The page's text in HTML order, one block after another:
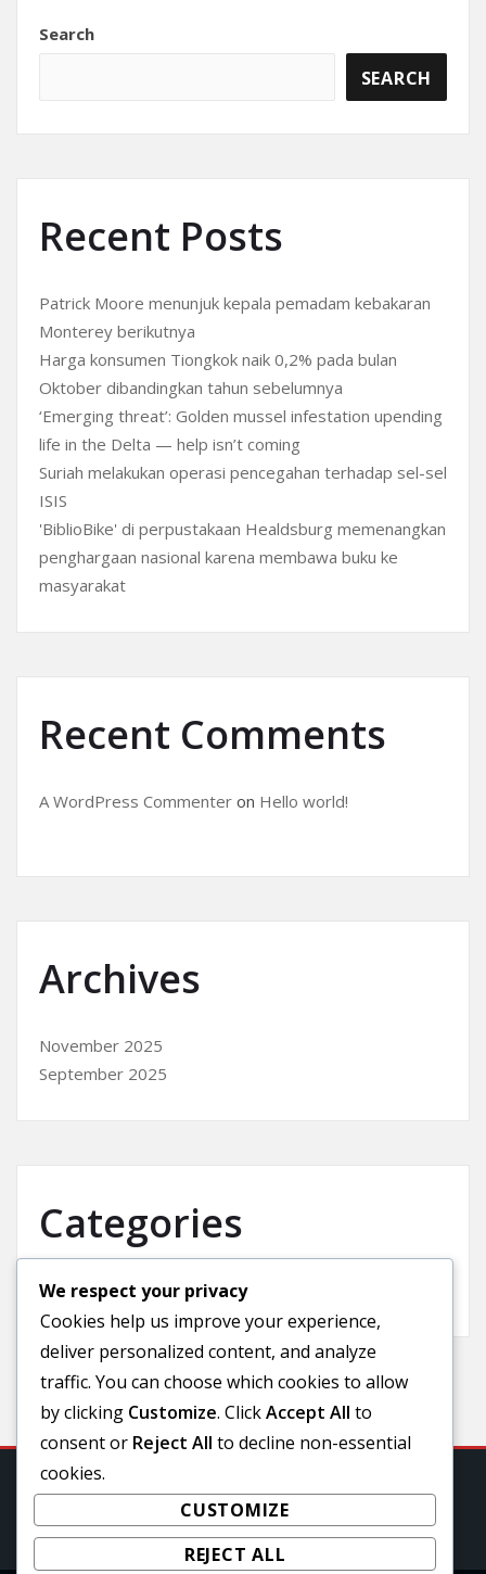
Search
SEARCH
Recent Posts
Patrick Moore menunjuk kepala pemadam kebakaran
Monterey berikutnya
Harga konsumen Tiongkok naik 0,2% pada bulan
Oktober dibandingkan tahun sebelumnya
‘Emerging threat’: Golden mussel infestation upending
life in the Delta — help isn’t coming
Suriah melakukan operasi pencegahan terhadap sel-sel
ISIS
'BiblioBike' di perpustakaan Healdsburg memenangkan
penghargaan nasional karena membawa buku ke
masyarakat
Recent Comments
A WordPress Commenter on Hello world!
Archives
November 2025
September 2025
Categories
Uncategorized
We respect your privacy
Cookies help us improve your experience,
deliver personalized content, and analyze
traffic. You can choose which cookies to allow
by clicking Customize. ClickAccept All to
consent or Reject All to decline non-essential
cookies.
CUSTOMIZE
REJECT ALL